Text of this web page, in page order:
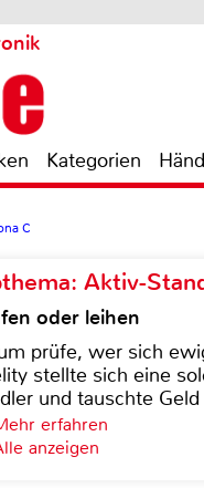
Kategorien
C
Aktiv-
oder leihen
prüfe, wer sich
stellte sich eine
und tauschte
erfahren
anzeigen